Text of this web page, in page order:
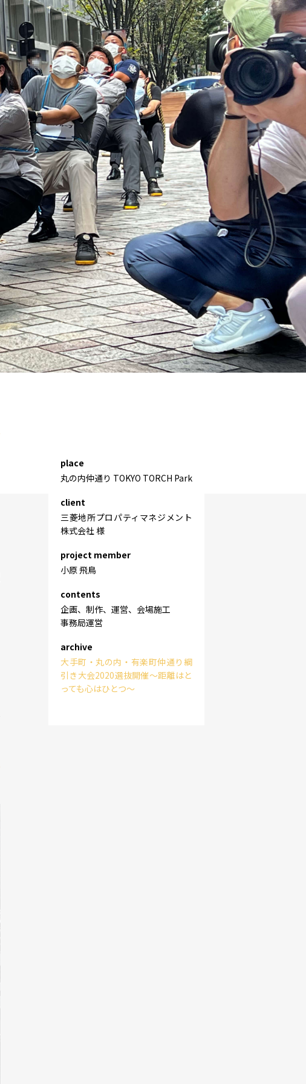
place
丸の内仲通り TOKYO TORCH Park
client
三菱地所プロパティマネジメント
株式会社 様
project member
小原 飛鳥
contents
企画、制作、運営、会場施工
事務局運営
archive
大手町・丸の内・有楽町仲通り綱
引き大会2020選抜開催～距離はと
っても心はひとつ～